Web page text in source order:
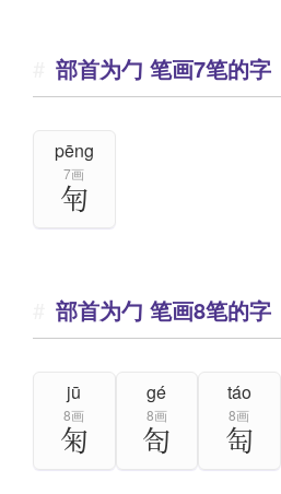
部首为勹 笔画7笔的字
pēng
7画
匉
部首为勹 笔画8笔的字
jū
8画
匊
gé
8画
匌
táo
8画
匋